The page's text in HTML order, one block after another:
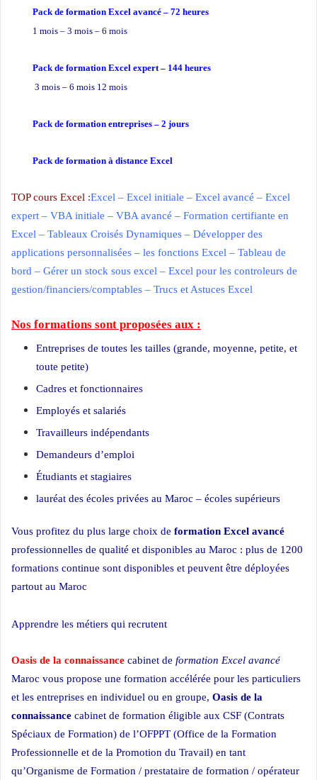
Pack de formation Excel avancé – 72 heures
1 mois – 3 mois – 6 mois
Pack de formation Excel expert – 144 heures
3 mois – 6 mois 12 mois
Pack de formation entreprises – 2 jours
Pack de formation à distance Excel
TOP cours Excel :Excel – Excel initiale – Excel avancé – Excel
expert – VBA initiale – VBA avancé – Formation certifiante en
Excel – Tableaux Croisés Dynamiques – Développer des
applications personnalisées – les fonctions Excel – Tableau de
bord – Gérer un stock sous excel – Excel pour les controleurs de
gestion/financiers/comptables – Trucs et Astuces Excel
Nos formations sont proposées aux :
Entreprises de toutes les tailles (grande, moyenne, petite, et
toute petite)
Cadres et fonctionnaires
Employés et salariés
Travailleurs indépendants
Demandeurs d’emploi
Étudiants et stagiaires
lauréat des écoles privées au Maroc – écoles supérieurs
Vous profitez du plus large choix de formation Excel avancé
professionnelles de qualité et disponibles au Maroc : plus de 1200
formations continue sont disponibles et peuvent être déployées
partout au Maroc
Apprendre les métiers qui recrutent
Oasis de la connaissance cabinet de formation Excel avancé
Maroc vous propose une formation accélérée pour les particuliers
et les entreprises en individuel ou en groupe, Oasis de la
connaissance cabinet de formation éligible aux CSF (Contrats
Spéciaux de Formation) de l’OFPPT (Office de la Formation
Professionnelle et de la Promotion du Travail) en tant
qu’Organisme de Formation / prestataire de formation / opérateur